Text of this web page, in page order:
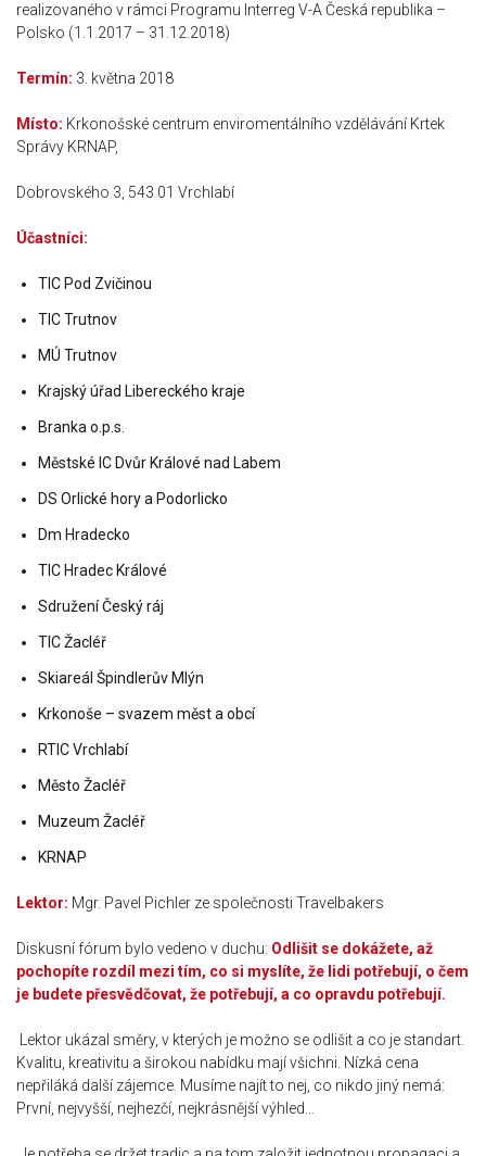
realizovaného v rámci Programu Interreg V-A Česká republika –
Polsko (1.1.2017 – 31.12.2018)
Termín: 3. května 2018
Místo: Krkonošské centrum enviromentálního vzdělávání Krtek
Správy KRNAP,
Dobrovského 3, 543 01 Vrchlabí
Účastníci:
TIC Pod Zvičinou
TIC Trutnov
MÚ Trutnov
Krajský úřad Libereckého kraje
Branka o.p.s.
Městské IC Dvůr Králové nad Labem
DS Orlické hory a Podorlicko
Dm Hradecko
TIC Hradec Králové
Sdružení Český ráj
TIC Žacléř
Skiareál Špindlerův Mlýn
Krkonoše – svazem měst a obcí
RTIC Vrchlabí
Město Žacléř
Muzeum Žacléř
KRNAP
Lektor: Mgr. Pavel Pichler ze společnosti Travelbakers
Diskusní fórum bylo vedeno v duchu: Odlišit se dokážete, až
pochopíte rozdíl mezi tím, co si myslíte, že lidi potřebují, o čem
je budete přesvědčovat, že potřebují, a co opravdu potřebují.
Lektor ukázal směry, v kterých je možno se odlišit a co je standart.
Kvalitu, kreativitu a širokou nabídku mají všichni. Nízká cena
nepřiláká další zájemce. Musíme najít to nej, co nikdo jiný nemá:
První, nejvyšší, nejhezčí, nejkrásnější výhled…